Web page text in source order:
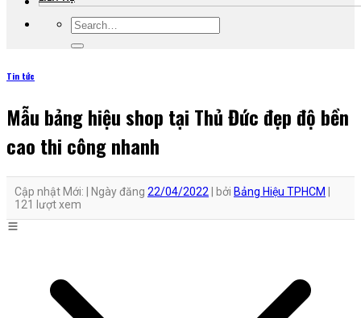
Tin tức
Mẫu bảng hiệu shop tại Thủ Đức đẹp độ bền
cao thi công nhanh
Cập nhật Mới: | Ngày đăng 22/04/2022 bởi Bảng Hiệu TPHCM
121 lượt xem